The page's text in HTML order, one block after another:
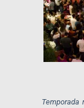
Temporada